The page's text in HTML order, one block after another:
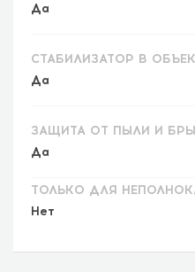
Да
СТАБИЛИЗАТОР В
Да
ЗАЩИТА ОТ ПЫЛИ И
Да
ТОЛЬКО ДЛЯ
Нет